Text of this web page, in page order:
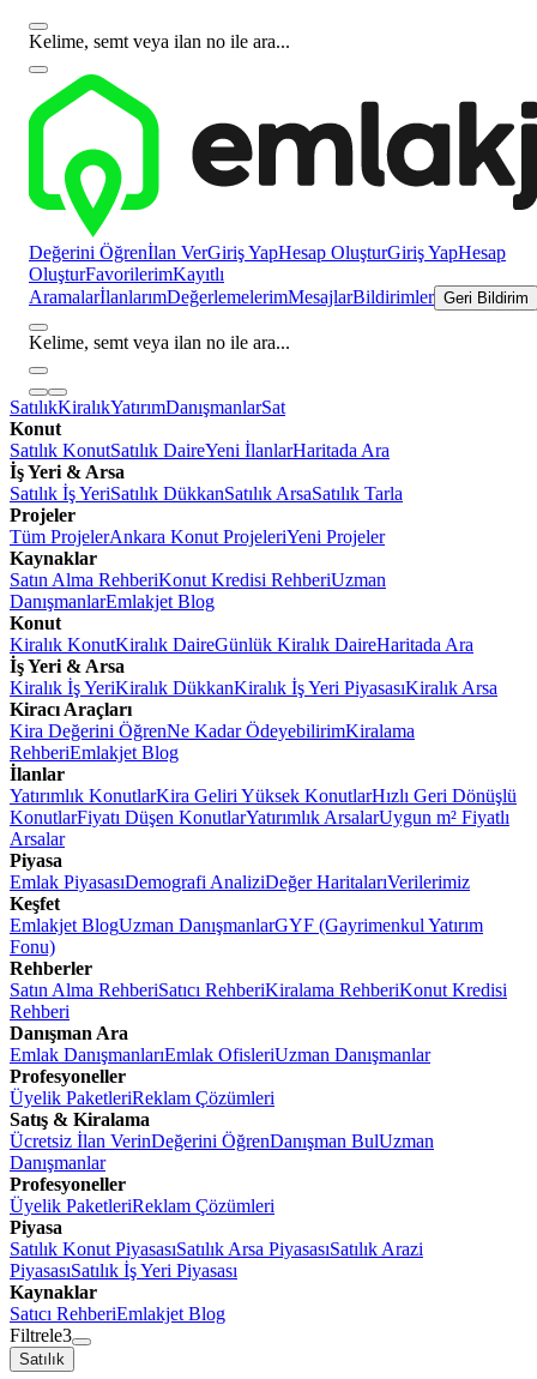
Kelime, semt veya ilan no ile ara...
Değerini Öğrenİlan VerGiriş YapHesap OluşturGiriş YapHesap
OluşturFavorilerimKayıtlı
AramalarİlanlarımDeğerlemelerimMesajlarBildirimler Geri Bildirim
Kelime, semt veya ilan no ile ara...
SatılıkKiralıkYatırımDanışmanlarSat
Konut
Satılık KonutSatılık DaireYeni İlanlarHaritada Ara
İş Yeri & Arsa
Satılık İş YeriSatılık DükkanSatılık ArsaSatılık Tarla
Projeler
Tüm ProjelerAnkara Konut ProjeleriYeni Projeler
Kaynaklar
Satın Alma RehberiKonut Kredisi RehberiUzman
DanışmanlarEmlakjet Blog
Konut
Kiralık KonutKiralık DaireGünlük Kiralık DaireHaritada Ara
İş Yeri & Arsa
Kiralık İş YeriKiralık DükkanKiralık İş Yeri PiyasasıKiralık Arsa
Kiracı Araçları
Kira Değerini ÖğrenNe Kadar ÖdeyebilirimKiralama
RehberiEmlakjet Blog
İlanlar
Yatırımlık KonutlarKira Geliri Yüksek KonutlarHızlı Geri Dönüşlü
KonutlarFiyatı Düşen KonutlarYatırımlık ArsalarUygun m² Fiyatlı
Arsalar
Piyasa
Emlak PiyasasıDemografi AnaliziDeğer HaritalarıVerilerimiz
Keşfet
Emlakjet BlogUzman DanışmanlarGYF (Gayrimenkul Yatırım
Fonu)
Rehberler
Satın Alma RehberiSatıcı RehberiKiralama RehberiKonut Kredisi
Rehberi
Danışman Ara
Emlak DanışmanlarıEmlak OfisleriUzman Danışmanlar
Profesyoneller
Üyelik PaketleriReklam Çözümleri
Satış & Kiralama
Ücretsiz İlan VerinDeğerini ÖğrenDanışman BulUzman
Danışmanlar
Profesyoneller
Üyelik PaketleriReklam Çözümleri
Piyasa
Satılık Konut PiyasasıSatılık Arsa PiyasasıSatılık Arazi
PiyasasıSatılık İş Yeri Piyasası
Kaynaklar
Satıcı RehberiEmlakjet Blog
Filtrele3
Satılık